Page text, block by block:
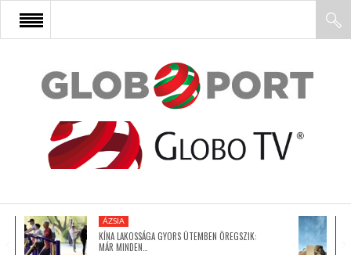
FŐOLDAL
AFRIKA
ÁZSIA
ÁZSIA
KÍNA LAKOSSÁGA GYORS ÜTEMBEN ÖREGSZIK:
MÁR MINDEN…